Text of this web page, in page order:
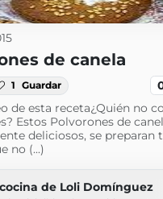
de canela
1 Guardar
de esta receta¿Quién no
Estos Polvorones de
deliciosos, se preparan
no (...)
de Loli Domínguez